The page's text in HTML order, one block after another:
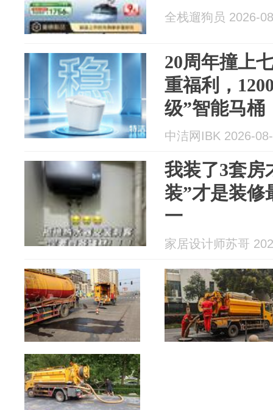
全栈遛狗员 2026-
20周年撞上
重福利，
级”智能马桶
中洁网IBK 2026-
我装了3套房
装”才是装修
一
家居设计师苏哥